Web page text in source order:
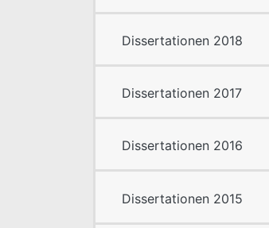
Dissertationen 2018
Dissertationen 2017
Dissertationen 2016
Dissertationen 2015